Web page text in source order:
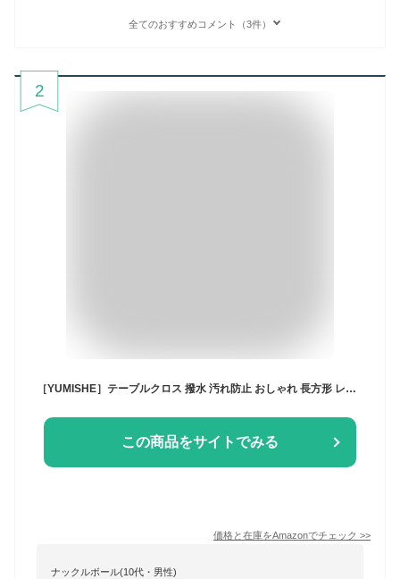
全てのおすすめコメント（3件）
2
［YUMISHE］テーブルクロス 撥水 汚れ防止 おしゃれ 長方形 レモン お手入れ簡単 北欧 テーブルカバー 傷防止 滑りにくい 家庭用 業務用 ピクニック 果物 (140×220 センチメートル)
この商品をサイトでみる
価格と在庫をAmazonでチェック >>
ナックルボール(10代・男性)